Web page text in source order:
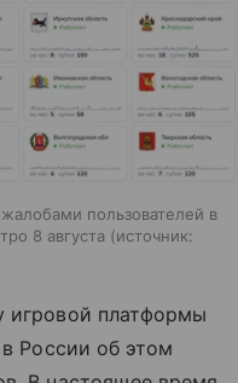
пользователей в
8 августа
источник:
игровой платформы
России об этом